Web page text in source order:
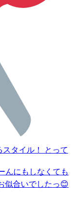
タイル！ とって